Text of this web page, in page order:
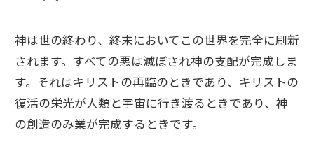
神は世の終わり、終末においてこの世界を完全に刷新
されます。すべての悪は滅ぼされ神の支配が完成しま
す。それはキリストの再臨のときであり、キリストの
復活の栄光が人類と宇宙に行き渡るときであり、神
の創造のみ業が完成するときです。